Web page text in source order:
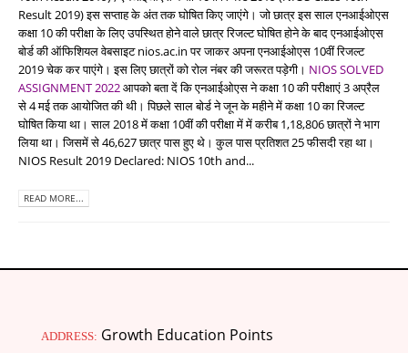
Result 2019) इस सप्ताह के अंत तक घोषित किए जाएंगे। जो छात्र इस साल एनआईओएस
कक्षा 10 की परीक्षा के लिए उपस्थित होने वाले छात्र रिजल्ट घोषित होने के बाद एनआईओएस
बोर्ड की ऑफिशियल वेबसाइट nios.ac.in पर जाकर अपना एनआईओएस 10वीं रिजल्ट
2019 चेक कर पाएंगे। इस लिए छात्रों को रोल नंबर की जरूरत पड़ेगी। NIOS SOLVED
ASSIGNMENT 2022आपको बता दें कि एनआईओएस ने कक्षा 10 की परीक्षाएं 3 अप्रैल
से 4 मई तक आयोजित की थी। पिछले साल बोर्ड ने जून के महीने में कक्षा 10 का रिजल्ट
घोषित किया था। साल 2018 में कक्षा 10वीं की परीक्षा में में करीब 1,18,806 छात्रों ने भाग
लिया था। जिसमें से 46,627 छात्र पास हुए थे। कुल पास प्रतिशत 25 फीसदी रहा था।
NIOS Result 2019 Declared: NIOS 10th and...
READ MORE...
ADDRESS: Growth Education Points